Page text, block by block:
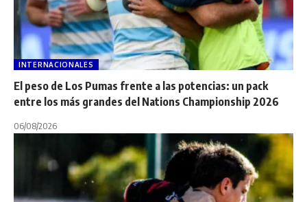
INTERNACIONALES
El peso de Los Pumas frente a las potencias: un pack
entre los más grandes del Nations Championship 2026
06/08/2026